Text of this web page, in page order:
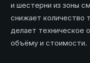
и шестерни из зоны
снижает количество
делает техническое
объёму и стоимости.